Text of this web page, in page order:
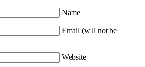
Name
Email (will not be
Website